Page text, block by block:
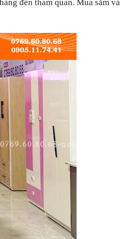
đến tham quan. Mua sắm và